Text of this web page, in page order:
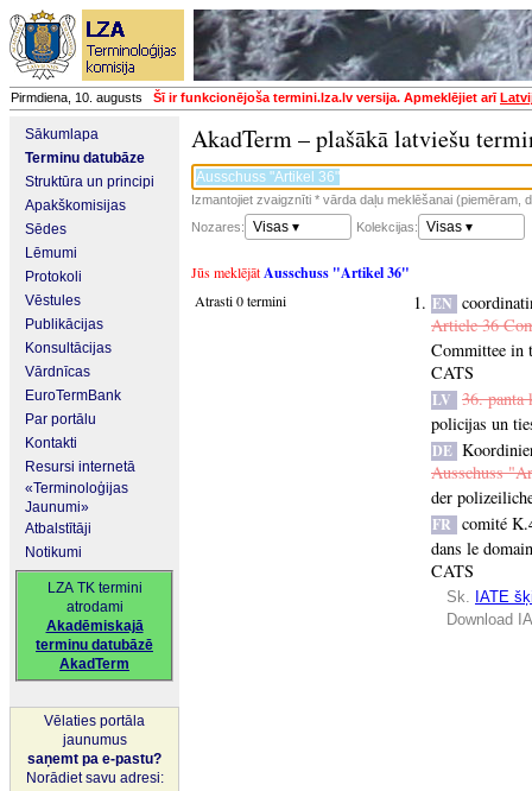
Pirmdiena, 10. augusts Šī ir funkcionējoša termini.lza.lv versija. Apmeklējiet arī
Sākumlapa
Terminu datubāze
Struktūra un principi
Apakškomisijas
Sēdes
Lēmumi
Protokoli
Vēstules
Publikācijas
Konsultācijas
Vārdnīcas
EuroTermBank
Par portālu
Kontakti
Resursi internetā
«Terminoloģijas
Jaunumi»
Atbalstītāji
Notikumi
LZA TK termini
atrodami
Akadēmiskajā
terminu datubāzē
AkadTerm
Vēlaties portāla
jaunumus
saņemt pa e-pastu?
Norādiet savu adresi:
AkadTerm – plašākā latviešu
Izmantojiet zvaigznīti * vārda daļu meklēšanai (piemēram,
Nozares:
Visas ▾ Kolekcijas: Visas ▾
Jūs meklējātAusschuss "Artikel 36"
Atrasti 0 termini EN
Article 36
Committee in
CATS
LV 36. panta
policijas un
DE
Ausschuss
der
FR comité
dans le
CATS
Sk. IATE
Download